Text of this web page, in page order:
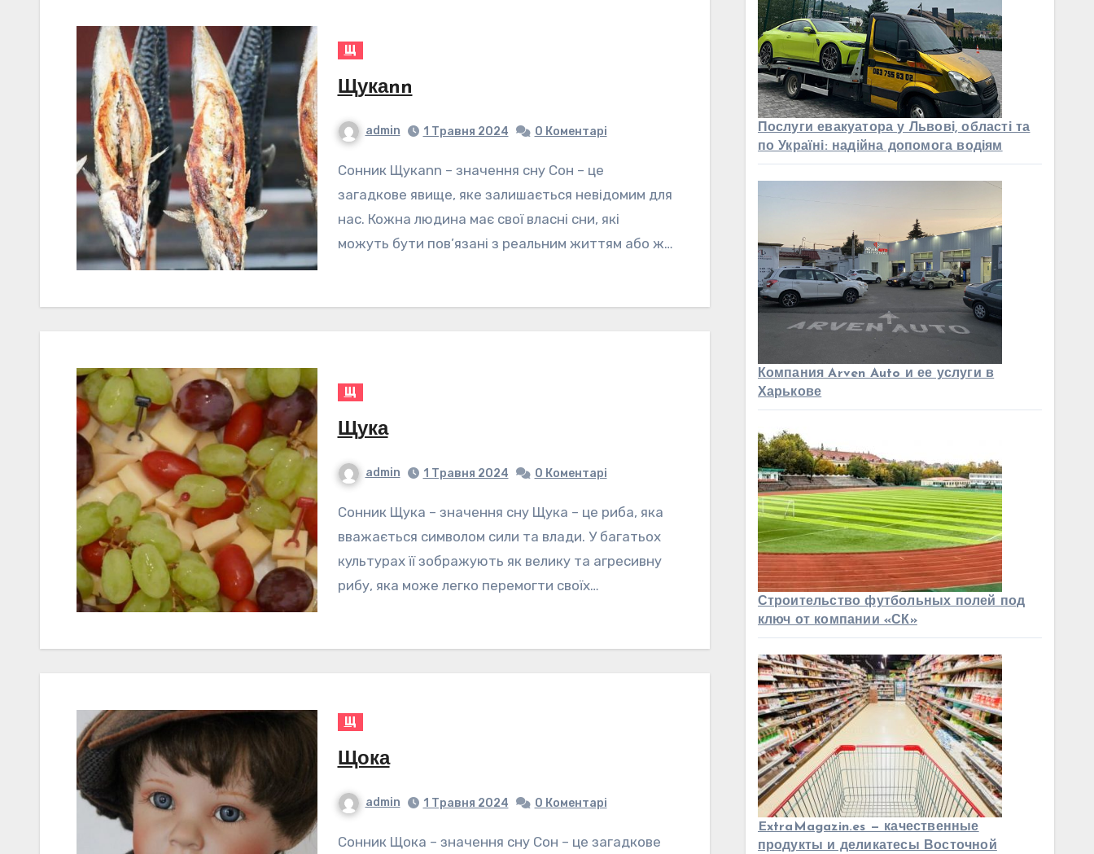
Щ
Щукаnn
admin 1 Травня 2024 0 Коментарі
Сонник Щукаnn – значення сну Сон – це
загадкове явище, яке залишається невідомим для
нас. Кожна людина має свої власні сни, які
можуть бути пов’язані з реальним життям або ж…
Щ
Щука
admin 1 Травня 2024 0 Коментарі
Сонник Щука – значення сну Щука – це риба, яка
вважається символом сили та влади. У багатьох
культурах її зображують як велику та агресивну
рибу, яка може легко перемогти своїх…
Щ
Щока
admin 1 Травня 2024 0 Коментарі
Сонник Щока – значення сну Сон – це загадкове
Послуги евакуатора у Львові, області та
по Україні: надійна допомога водіям
Компания Arven Auto и ее услуги в
Харькове
Строительство футбольных полей под
ключ от компании «СК»
ExtraMagazin.es — качественные
продукты и деликатесы Восточной